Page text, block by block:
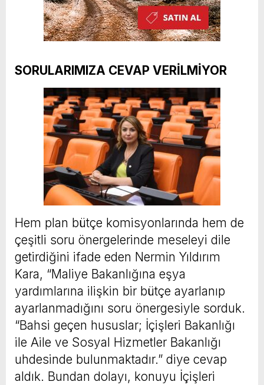
SORULARIMIZA CEVAP VERİLMİYOR
Hem plan bütçe komisyonlarında hem de
çeşitli soru önergelerinde meseleyi dile
getirdiğini ifade eden Nermin Yıldırım
Kara, “Maliye Bakanlığına eşya
yardımlarına ilişkin bir bütçe ayarlanıp
ayarlanmadığını soru önergesiyle sorduk.
“Bahsi geçen hususlar; İçişleri Bakanlığı
ile Aile ve Sosyal Hizmetler Bakanlığı
uhdesinde bulunmaktadır.” diye cevap
aldık. Bundan dolayı, konuyu İçişleri